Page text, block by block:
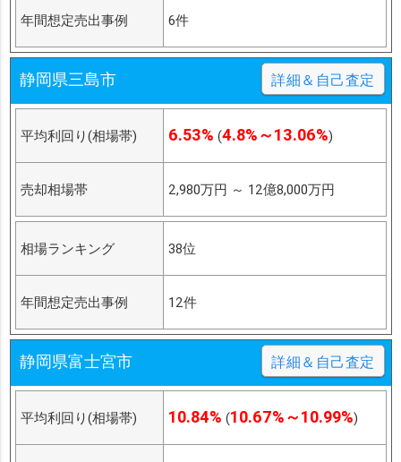
年間想定売出事例 6件
静岡県三島市 詳細＆自己査定
平均利回り(相場帯) 6.53% (4.8%～13.06%)
売却相場帯 2,980万円 ～ 12億8,000万円
相場ランキング 38位
年間想定売出事例 12件
静岡県富士宮市 詳細＆自己査定
平均利回り(相場帯) 10.84% (10.67%～10.99%)